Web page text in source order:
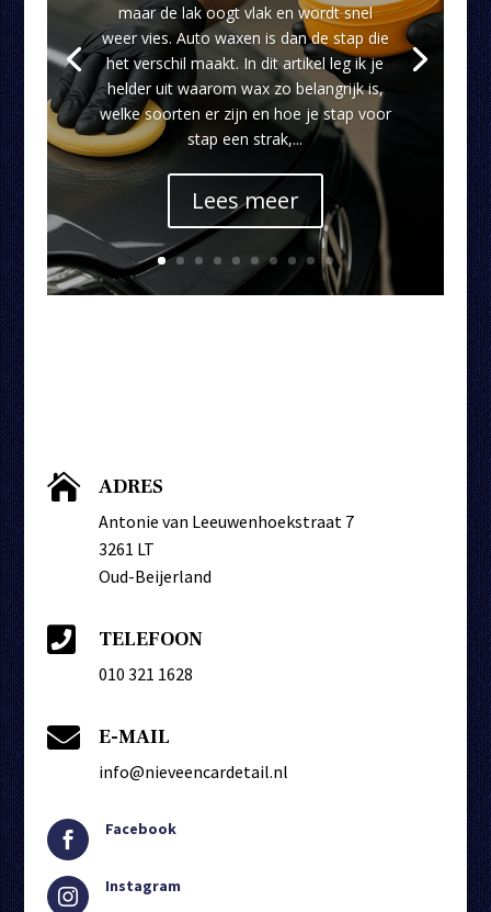
maar de lak oogt vlak en wordt snel
weer vies. Auto waxen is dan de stap die
het verschil maakt. In dit artikel leg ik je
helder uit waarom wax zo belangrijk is,
welke soorten er zijn en hoe je stap voor
stap een strak,...
Lees meer
 ADRES
Antonie van Leeuwenhoekstraat 7
3261 LT
Oud-Beijerland
 TELEFOON
010 321 1628
 E-MAIL
info@nieveencardetail.nl

Facebook

Instagram